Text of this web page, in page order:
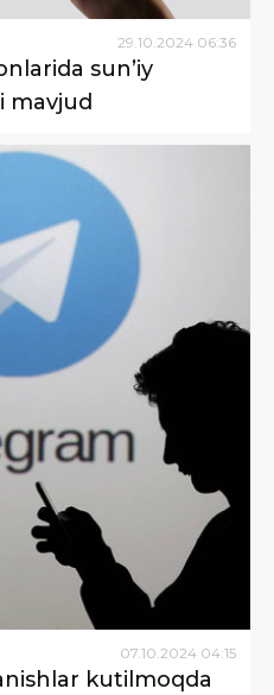
29.10.2024 06:36
sun’iy
mavjud
07.10.2024 04:15
kutilmoqda